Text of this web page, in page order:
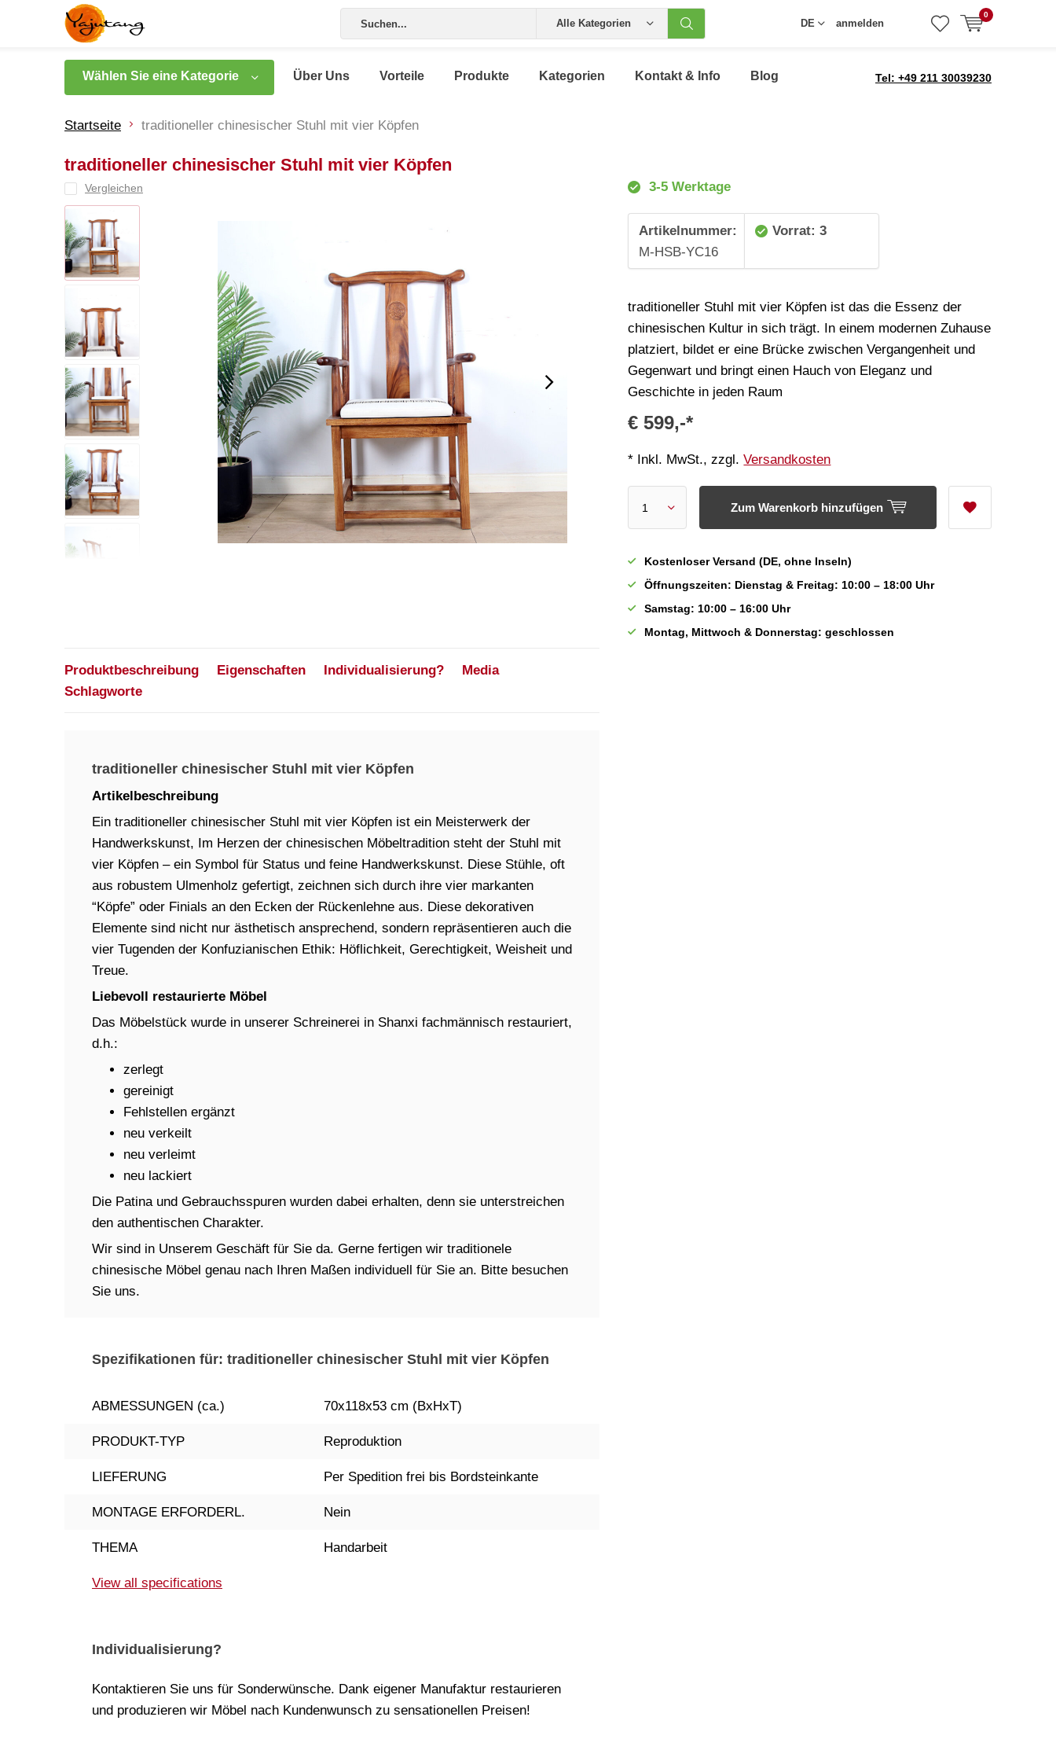
Alle Kategorien DE anmelden
0
Wählen Sie eine Kategorie Über Uns Vorteile Produkte Kategorien Kontakt & Info Blog Tel: +49 211 30039230
Startseite traditioneller chinesischer Stuhl mit vier Köpfen
traditioneller chinesischer Stuhl mit vier Köpfen
Vergleichen 3-5 Werktage
Artikelnummer:
M-HSB-YC16
Vorrat: 3
traditioneller Stuhl mit vier Köpfen ist das die Essenz der
chinesischen Kultur in sich trägt. In einem modernen Zuhause
platziert, bildet er eine Brücke zwischen Vergangenheit und
Gegenwart und bringt einen Hauch von Eleganz und
Geschichte in jeden Raum
€ 599,-*
* Inkl. MwSt., zzgl.Versandkosten
Zum Warenkorb hinzufügen
Kostenloser Versand (DE, ohne Inseln)
Öffnungszeiten: Dienstag & Freitag: 10:00 – 18:00 Uhr
Samstag: 10:00 – 16:00 Uhr
Montag, Mittwoch & Donnerstag: geschlossen
Produktbeschreibung Eigenschaften Individualisierung?
Media
Schlagworte
traditioneller chinesischer Stuhl mit vier Köpfen
Artikelbeschreibung
Ein traditioneller chinesischer Stuhl mit vier Köpfen ist ein Meisterwerk der
Handwerkskunst, Im Herzen der chinesischen Möbeltradition steht der Stuhl mit
vier Köpfen – ein Symbol für Status und feine Handwerkskunst. Diese Stühle, oft
aus robustem Ulmenholz gefertigt, zeichnen sich durch ihre vier markanten
“Köpfe” oder Finials an den Ecken der Rückenlehne aus. Diese dekorativen
Elemente sind nicht nur ästhetisch ansprechend, sondern repräsentieren auch die
vier Tugenden der Konfuzianischen Ethik: Höflichkeit, Gerechtigkeit, Weisheit und
Treue.
Liebevoll restaurierte Möbel
Das Möbelstück wurde in unserer Schreinerei in Shanxi fachmännisch restauriert,
d.h.:
zerlegt
gereinigt
Fehlstellen ergänzt
neu verkeilt
neu verleimt
neu lackiert
Die Patina und Gebrauchsspuren wurden dabei erhalten, denn sie unterstreichen
den authentischen Charakter.
Wir sind in Unserem Geschäft für Sie da. Gerne fertigen wir traditionele
chinesische Möbel genau nach Ihren Maßen individuell für Sie an. Bitte besuchen
Sie uns.
Spezifikationen für: traditioneller chinesischer Stuhl mit vier Köpfen
ABMESSUNGEN (ca.) 70x118x53 cm (BxHxT)
PRODUKT-TYP Reproduktion
LIEFERUNG Per Spedition frei bis Bordsteinkante
MONTAGE ERFORDERL. Nein
THEMA Handarbeit
View all specifications
Individualisierung?
Kontaktieren Sie uns für Sonderwünsche. Dank eigener Manufaktur restaurieren
und produzieren wir Möbel nach Kundenwunsch zu sensationellen Preisen!